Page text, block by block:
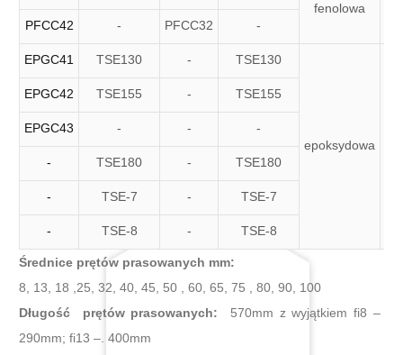
fenolowa
PFCC42 - PFCC32 -
EPGC41 TSE130 - TSE130
epoksydowa
EPGC42 TSE155 - TSE155
EPGC43 - - -
- TSE180 - TSE180
- TSE-7 - TSE-7
- TSE-8 - TSE-8
Średnice prętów prasowanych mm:
8, 13, 18 ,25, 32, 40, 45, 50 , 60, 65, 75 , 80, 90, 100
Długość prętów prasowanych: 570mm z wyjątkiem fi8 –
290mm; fi13 –. 400mm